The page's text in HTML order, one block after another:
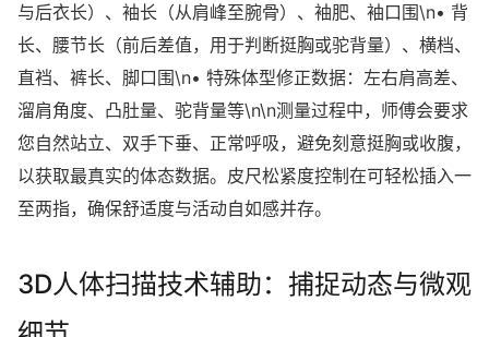
与后衣长）、袖长（从肩峰至腕骨）、袖肥、袖口围\n• 背
长、腰节长（前后差值，用于判断挺胸或驼背量）、横档、
直裆、裤长、脚口围\n• 特殊体型修正数据：左右肩高差、
溜肩角度、凸肚量、驼背量等\n\n测量过程中，师傅会要求
您自然站立、双手下垂、正常呼吸，避免刻意挺胸或收腹，
以获取最真实的体态数据。皮尺松紧度控制在可轻松插入一
至两指，确保舒适度与活动自如感并存。
3D人体扫描技术辅助：捕捉动态与微观